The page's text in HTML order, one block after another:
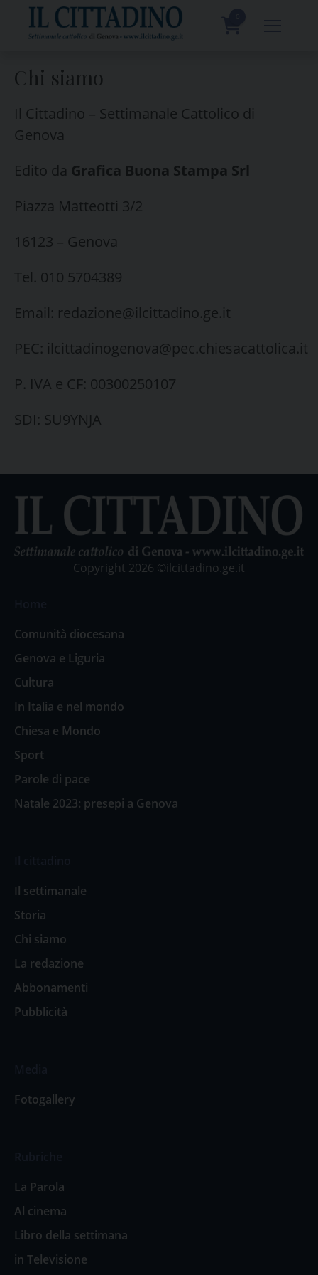
content
Chi siamo
Il Cittadino – Settimanale Cattolico di
Genova
Edito da Grafica Buona Stampa Srl
Piazza Matteotti 3/2
16123 – Genova
Tel. 010 5704389
Email: redazione@ilcittadino.ge.it
PEC: ilcittadinogenova@pec.chiesacattolica.it
P. IVA e CF: 00300250107
SDI: SU9YNJA
Copyright 2026 ©ilcittadino.ge.it
Comunità diocesana
Genova e Liguria
Cultura
In Italia e nel mondo
Chiesa e Mondo
Sport
Parole di pace
Natale 2023: presepi a Genova
Il settimanale
Storia
Chi siamo
La redazione
Abbonamenti
Pubblicità
Fotogallery
La Parola
Al cinema
Libro della settimana
in Televisione